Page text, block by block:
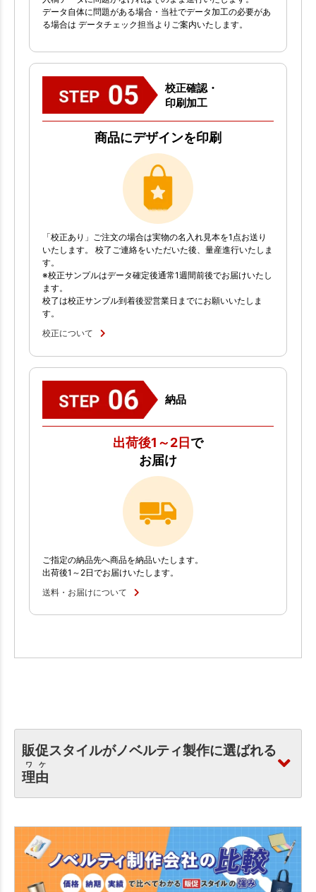
データ自体に問題がある場合・当社でデータ加工の必要があ
る場合は データチェック担当よりご案内いたします。
校正確認・
印刷加工
商品にデザインを印刷
「校正あり」ご注文の場合は実物の名入れ見本を1点お送り
いたします。 校了ご連絡をいただいた後、量産進行いたしま
す。
※校正サンプルはデータ確定後通常1週間前後でお届けいたし
ます。
校了は校正サンプル到着後翌営業日までにお願いいたしま
す。
校正について
納品
出荷後1～2日で
お届け
ご指定の納品先へ商品を納品いたします。
出荷後1～2日でお届けいたします。
送料・お届けについて
販促スタイルがノベルティ製作に選ばれる
理由
ワケ